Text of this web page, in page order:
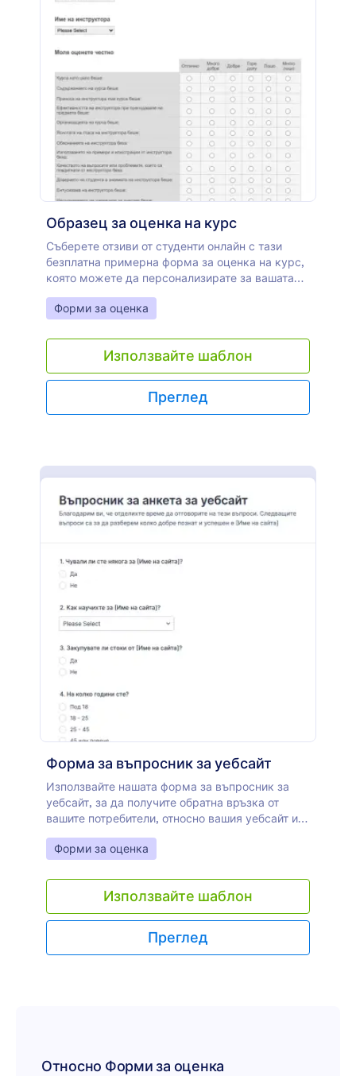
фона, цветовете, шрифтовете и оформлението
без кодиране. Можете или да го вградите в
уебсайта си или да го използвате, като
самостоятелна форма.
Образец за оценка на курс
Съберете отзиви от студенти онлайн с тази
безплатна примерна форма за оценка на курс,
която можете да персонализирате за вашата
класна стая. Просто използвайте нашия
конструктор на форми с плъзгане и пускане, за
съответстват на вашата учебна програма,
вградете формата в уебсайта на класа ви или
изпратете имейл с линк към формата до
учениците и започнете да събирате оценки
онлайн! Подадените формуляри ще бъдат
оценка на курса, за да съответства на вашата
плъзгане и пускане – той не изисква никакво
кодиране, така че можете лесно да добавяте
за да създадете идеалната форма за оценка за
вашия курс. И за да синхронизирате
колебайте да се интегрирате с едно от нашите
100+ налични приложения, включително Google
Диск, Dropbox и Box. С тази примерна форма за
оценка на курс ще получите обратната връзка,
от която се нуждаете, за да подобрите класа ви
и да дадете на учениците образованието, което
заслужават.
Go to Category:
Форми за оценка
Използвайте шаблон
Преглед
Форма за въпросник за уебсайт
Използвайте нашата форма за въпросник за
уебсайт, за да получите обратна връзка от
вашите потребители, относно вашия уебсайт и
услуги за електронна търговия. С този шаблон
клиентите могат бързо да ви дадат обратна
вашите услуги. Чрез таблици и падащи менюта
или включете джаджи и приложения и
създайте своя собствена форма, като
използвате тази, като своя основа.
Go to Category:
Форми за оценка
Използвайте шаблон
Преглед
Относно Форми за оценка